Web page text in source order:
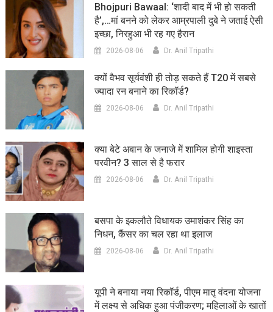
Bhojpuri Bawaal: ‘शादी बाद में भी हो सकती
है’,…मां बनने को लेकर आम्रपाली दुबे ने जताई ऐसी
इच्छा, निरहुआ भी रह गए हैरान
2026-08-06 Dr. Anil Tripathi
क्यों वैभव सूर्यवंशी ही तोड़ सकते हैं T20 में सबसे
ज्यादा रन बनाने का रिकॉर्ड?
2026-08-06 Dr. Anil Tripathi
क्या बेटे अबान के जनाजे में शामिल होगी शाइस्ता
परवीन? 3 साल से है फरार
2026-08-06 Dr. Anil Tripathi
बसपा के इकलौते विधायक उमाशंकर सिंह का
निधन, कैंसर का चल रहा था इलाज
2026-08-06 Dr. Anil Tripathi
यूपी ने बनाया नया रिकॉर्ड, पीएम मातृ वंदना योजना
में लक्ष्य से अधिक हुआ पंजीकरण; महिलाओं के खातों